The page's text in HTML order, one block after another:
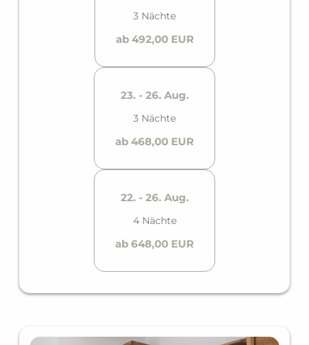
3 Nächte
ab 492,00 EUR
23. - 26. Aug.
3 Nächte
ab 468,00 EUR
22. - 26. Aug.
4 Nächte
ab 648,00 EUR